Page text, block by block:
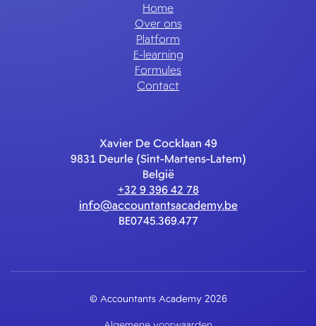
Home
Over ons
Platform
E-learning
Formules
Contact
Xavier De Cocklaan 49
9831 Deurle (Sint-Martens-Latem)
België
+32 9 396 42 78
info@accountantsacademy.be
BE0745.369.477
© Accountants Academy 2026